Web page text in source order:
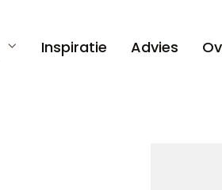
Inspiratie Advies